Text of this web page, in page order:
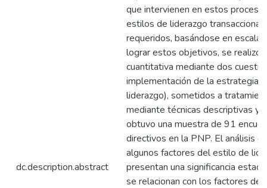
dc.description.abstract
que intervienen en estos
estilos de liderazgo transaccional
requeridos, basándose en
lograr estos objetivos, se realizó
cuantitativa mediante dos
implementación de la estrategia
liderazgo), sometidos a
mediante técnicas descriptivas y
obtuvo una muestra de 91
directivos en la PNP. El análisis
algunos factores del estilo de
presentan una significancia
se relacionan con los factores de